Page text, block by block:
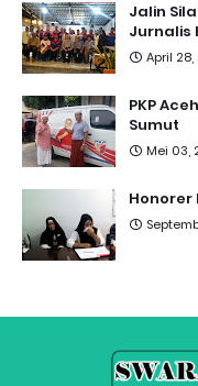
Jalin
Jurnalis
April 28,
PKP
Sumut
Mei 03,
Honorer